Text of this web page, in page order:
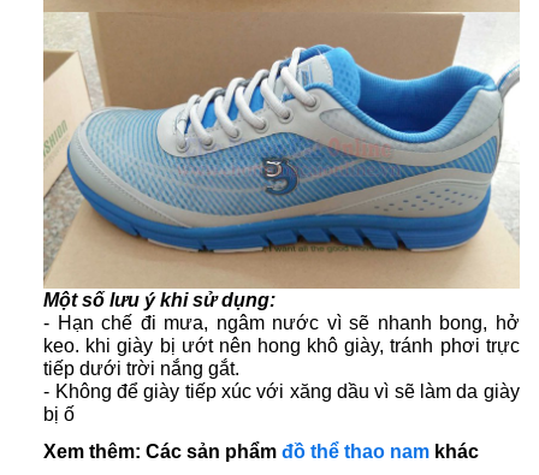
Một số lưu ý khi sử dụng:
- Hạn chế đi mưa, ngâm nước vì sẽ nhanh bong, hở
keo. khi giày bị ướt nên hong khô giày, tránh phơi trực
tiếp dưới trời nắng gắt.
- Không để giày tiếp xúc với xăng dầu vì sẽ làm da giày
bị ố
Xem thêm: Các sản phẩmđồ thể thao nam khác